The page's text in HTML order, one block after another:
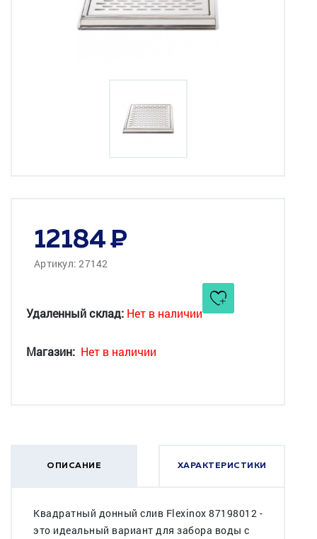
12184
Артикул: 27142
Удаленный склад: Нет в наличии
Магазин: Нет в наличии
ОПИСАНИЕ ХАРАКТЕРИСТИКИ
Квадратный донный слив Flexinox 87198012 -
это идеальный вариант для забора воды с